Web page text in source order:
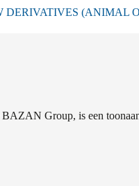
DERIVATIVES (ANIMAL
Group, is een